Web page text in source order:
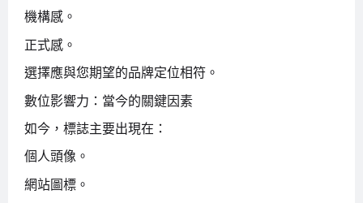
機構感。
正式感。
選擇應與您期望的品牌定位相符。
數位影響力：當今的關鍵因素
如今，標誌主要出現在：
個人頭像。
網站圖標。